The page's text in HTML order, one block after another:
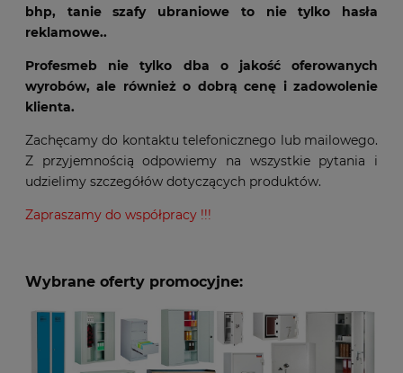
bhp, tanie szafy ubraniowe to nie tylko hasła
reklamowe..
Profesmeb nie tylko dba o jakość oferowanych
wyrobów, ale również o dobrą cenę i zadowolenie
klienta.
Zachęcamy do kontaktu telefonicznego lub mailowego.
Z przyjemnością odpowiemy na wszystkie pytania i
udzielimy szczegółów dotyczących produktów.
Zapraszamy do współpracy !!!
Wybrane oferty promocyjne: